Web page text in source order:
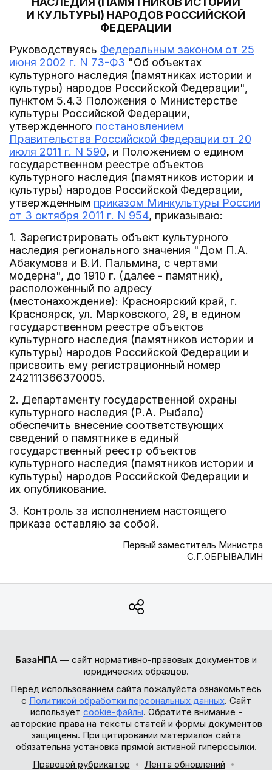
И КУЛЬТУРЫ) НАРОДОВ РОССИЙСКОЙ
ФЕДЕРАЦИИ
Руководствуясь Федеральным законом от 25
июня 2002 г. N 73-ФЗ "Об объектах
культурного наследия (памятниках истории и
культуры) народов Российской Федерации",
пунктом 5.4.3 Положения о Министерстве
культуры Российской Федерации,
утвержденного постановлением
Правительства Российской Федерации от 20
июля 2011 г. N 590, и Положением о едином
государственном реестре объектов
культурного наследия (памятников истории и
культуры) народов Российской Федерации,
утвержденным приказом Минкультуры России
от 3 октября 2011 г. N 954, приказываю:
1. Зарегистрировать объект культурного
наследия регионального значения "Дом П.А.
Абакумова и В.И. Пальмина, с чертами
модерна", до 1910 г. (далее - памятник),
расположенный по адресу
(местонахождение): Красноярский край, г.
Красноярск, ул. Марковского, 29, в едином
государственном реестре объектов
культурного наследия (памятников истории и
культуры) народов Российской Федерации и
присвоить ему регистрационный номер
242111366370005.
2. Департаменту государственной охраны
культурного наследия (Р.А. Рыбало)
обеспечить внесение соответствующих
сведений о памятнике в единый
государственный реестр объектов
культурного наследия (памятников истории и
культуры) народов Российской Федерации и
их опубликование.
3. Контроль за исполнением настоящего
приказа оставляю за собой.
Первый заместитель Министра
С.Г.ОБРЫВАЛИН
БазаНПА — сайт нормативно-правовых документов и
юридических образцов.
Перед использованием сайта пожалуйста ознакомьтесь
с Политикой обработки персональных данных. Сайт
использует cookie-файлы. Обратите внимание -
авторские права на тексты статей и формы документов
защищены. При цитировании материалов сайта
обязательна установка прямой активной гиперссылки.
Правовой рубрикатор
Лента обновлений